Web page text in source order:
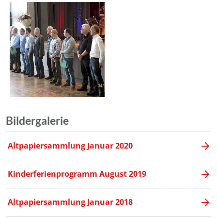
Bildergalerie
Altpapiersammlung Januar 2020
Kinderferienprogramm August 2019
Altpapiersammlung Januar 2018